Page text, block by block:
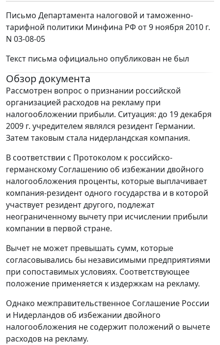
Письмо Департамента налоговой и таможенно-
тарифной политики Минфина РФ от 9 ноября 2010 г.
N 03-08-05
Текст письма официально опубликован не был
Обзор документа
Рассмотрен вопрос о признании российской
организацией расходов на рекламу при
налогообложении прибыли. Ситуация: до 19 декабря
2009 г. учредителем являлся резидент Германии.
Затем таковым стала нидерландская компания.
В соответствии с Протоколом к российско-
германскому Соглашению об избежании двойного
налогообложения проценты, которые выплачивает
компания-резидент одного государства и в которой
участвует резидент другого, подлежат
неограниченному вычету при исчислении прибыли
компании в первой стране.
Вычет не может превышать сумм, которые
согласовывались бы независимыми предприятиями
при сопоставимых условиях. Соответствующее
положение применяется к издержкам на рекламу.
Однако межправительственное Соглашение России
и Нидерландов об избежании двойного
налогообложения не содержит положений о вычете
расходов на рекламу.